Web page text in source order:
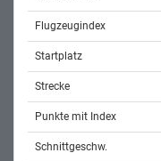
Flugzeugindex
Startplatz
Strecke
Punkte mit Index
Schnittgeschw.